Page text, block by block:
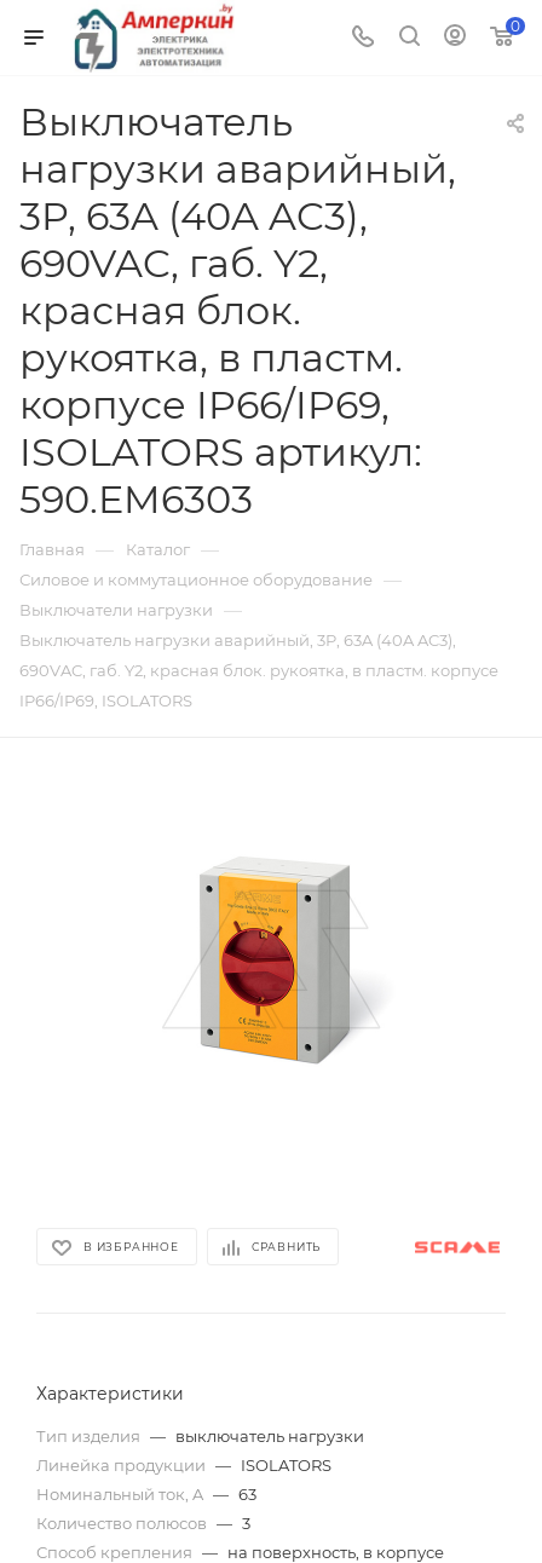
0
Выключатель
нагрузки аварийный,
3P, 63A (40A AC3),
690VAC, габ. Y2,
красная блок.
рукоятка, в пластм.
корпусе IP66/IP69,
ISOLATORS артикул:
590.EM6303
Главная — Каталог —
Силовое и коммутационное оборудование —
Выключатели нагрузки —
Выключатель нагрузки аварийный, 3P, 63A (40A AC3),
690VAC, габ. Y2, красная блок. рукоятка, в пластм. корпусе
IP66/IP69, ISOLATORS
В ИЗБРАННОЕ СРАВНИТЬ
Характеристики
Тип изделия — выключатель нагрузки
Линейка продукции — ISOLATORS
Номинальный ток, A — 63
Количество полюсов — 3
Способ крепления — на поверхность, в корпусе